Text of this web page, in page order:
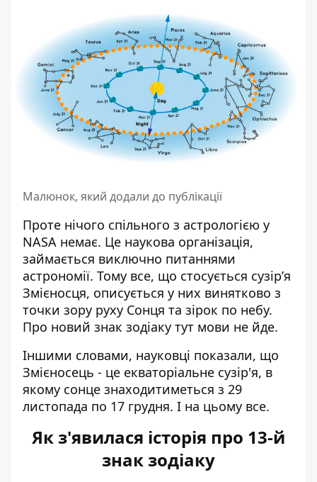
Малюнок, який додали до публікації
Проте нічого спільного з астрологією у
NASA немає. Це наукова організація,
займається виключно питаннями
астрономії. Тому все, що стосується сузір’я
Змієносця, описується у них винятково з
точки зору руху Сонця та зірок по небу.
Про новий знак зодіаку тут мови не йде.
Іншими словами, науковці показали, що
Змієносець - це екваторіальне сузір'я, в
якому сонце знаходитиметься з 29
листопада по 17 грудня. І на цьому все.
Як з'явилася історія про 13-й
знак зодіаку